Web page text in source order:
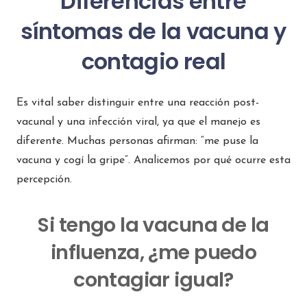
síntomas de la vacuna y
contagio real
Es vital saber distinguir entre una reacción post-
vacunal y una infección viral, ya que el manejo es
diferente. Muchas personas afirman: “me puse la
vacuna y cogí la gripe”. Analicemos por qué ocurre esta
percepción.
Si tengo la vacuna de la
influenza, ¿me puedo
contagiar igual?